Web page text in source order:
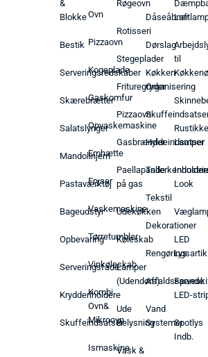
&
Blokke
Bestik
Serveringsredskaber
Skærebrætter
Salatslynger
Mandolinjern
Pastaværktøj
Bageudstyr
Opbevaring
Serveringsfade
Krydderiholdere
Skuffeindsatser
Ovn
Pizzaovn
Kogeplade
Gaskomfur
Opvaskemaskine
Emhætte
Fryser
Vaskemaskine
Tørretumbler
Vinkøleskab
Kombi
Ovn&
Mikroovn
Ismaskine
Røgeovn
Rotisseri
Stegeplader
Frituregryder
Pizzaovn
Gasbrænder
Paellapande
på gas
Udekøkken
Køleskab
Lamper
(Udendørs)
Ude
Belysning
Vask &
Dåseåbner
Dørslag
Køkken
Organisering
Hyldeindsatser
Tekstil
Dekorationer
Affaldsspande
Vand
Systemer
til
Rustikke
Lamper
Look
LED
Lys
LED-
Spotlys
Indb.